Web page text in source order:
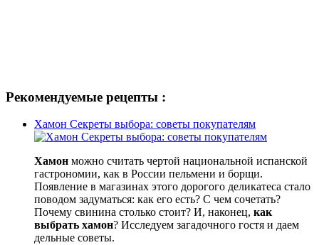
Рекомендуемые рецепты :
Хамон Секреты выбора: советы покупателям
Хамон можно считать чертой национальной испанской
гастрономии, как в России пельмени и борщи.
Появление в магазинах этого дорогого деликатеса стало
поводом задуматься: как его есть? С чем сочетать?
Почему свинина столько стоит? И, наконец, как
выбрать хамон? Исследуем загадочного гостя и даем
дельные советы.